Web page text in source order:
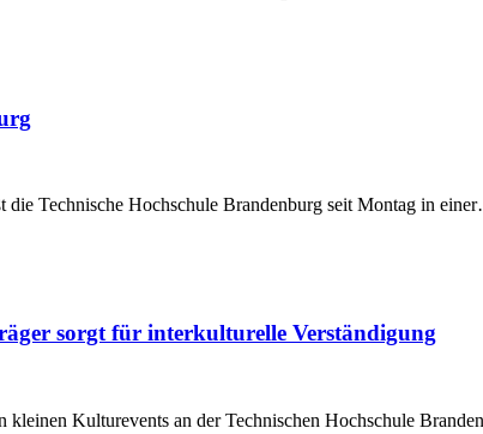
die Technische Hochschule Brandenburg seit Montag in
sorgt für interkulturelle Verständigung
kleinen Kulturevents an der Technischen Hochschule